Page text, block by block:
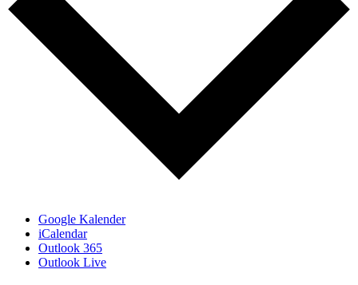
Google Kalender
iCalendar
Outlook 365
Outlook Live